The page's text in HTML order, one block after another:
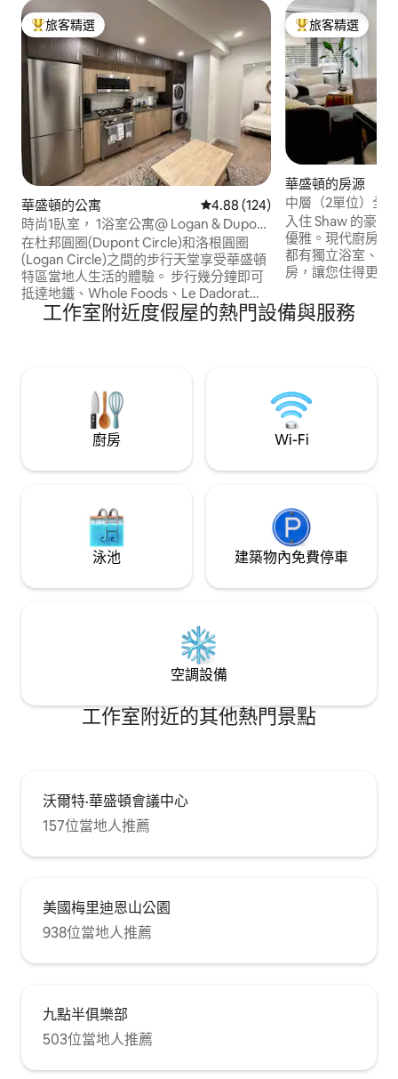
旅客精選榜首
旅客精選
華盛頓的公寓 從 124 則評價中獲得 4.88 的平均
4.88 (124)
時尚1臥室， 1浴室公寓@ Logan & Dupont
Cir.
在杜邦圓圈(Dupont Circle)和洛根圓圈
(Logan Circle)之間的步行天堂享受華盛頓
特區當地人生活的體驗。 步行幾分鐘即可
抵達地鐵、Whole Foods、Le Dadorat餐
廳以及第14街走廊上的所有商店。 步行僅
需幾分鐘即可抵達！ 白宮-步行14分鐘 國
旅客精選榜首
旅客精選
華盛頓的房源
中層（2單位）全
心和洛根
入住 Shaw 的豪華
優雅。現代廚房配
都有獨立浴室、
房，讓您住得更舒
區。在附近探索
，在Convivial、
工作室附近度假屋的熱門設備與服務
廚房 Wi-Fi
泳池 建築物內免費停車
空調設備
工作室附近的其他熱門景點
沃爾特·華盛頓會議中心
157位當地人推薦
美國梅里迪恩山公園
938位當地人推薦
九點半俱樂部
503位當地人推薦